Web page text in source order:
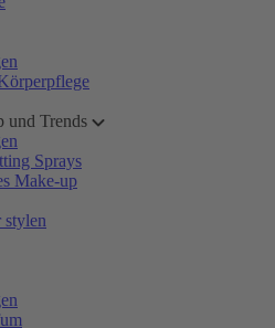
und Trends
Sprays
Make-up
stylen